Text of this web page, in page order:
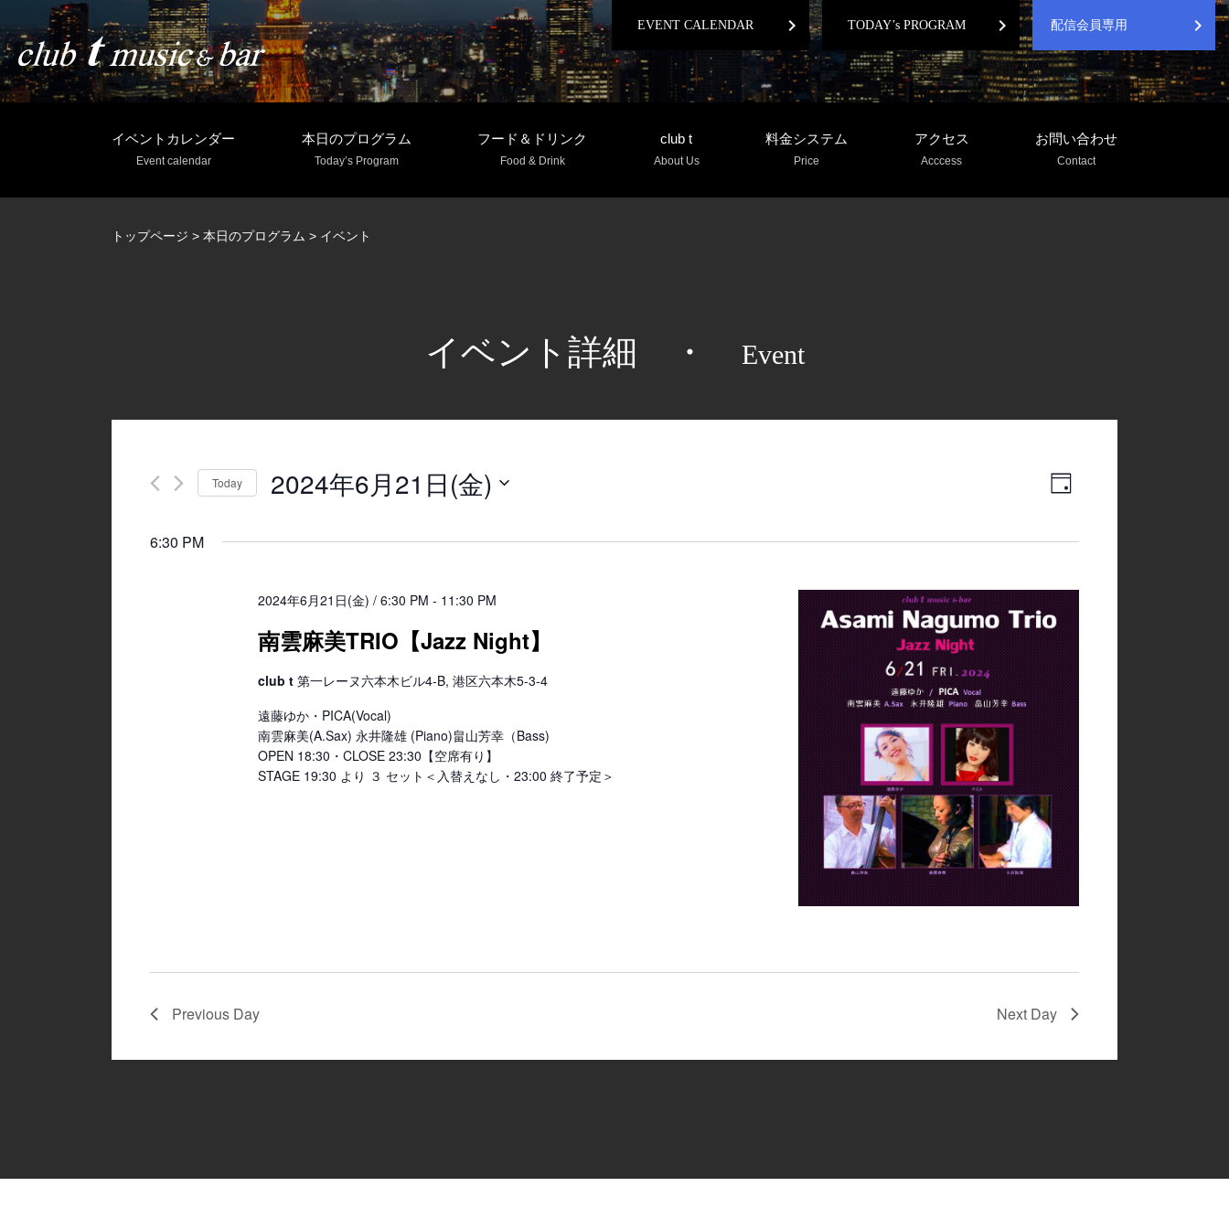
EVENT CALENDAR chevron_right TODAY’s PROGRAM chevron_right 配信会員専用 chevron_right
イベントカレンダー
Event calendar
本日のプログラム
Today’s Program
フード＆ドリンク
Food & Drink
club t
About Us
料金システム
Price
アクセス
Acccess
お問い合わせ
Contact
トップページ > 本日のプログラム > イベント
イベント詳細 ・ Event
Views
Event
日
Today 2024年6月21日(金)
6:30 PM
2024年6月21日(金) / 6:30 PM - 11:30 PM
南雲麻美TRIO【Jazz Night】
club t第一レーヌ六本木ビル4-B, 港区六本木5-3-4
遠藤ゆか・PICA(Vocal)
南雲麻美(A.Sax) 永井隆雄 (Piano)畠山芳幸（Bass)
OPEN 18:30・CLOSE 23:30【空席有り】
STAGE 19:30 より ３ セット＜入替えなし・23:00 終了予定＞
Previous Day Next Day